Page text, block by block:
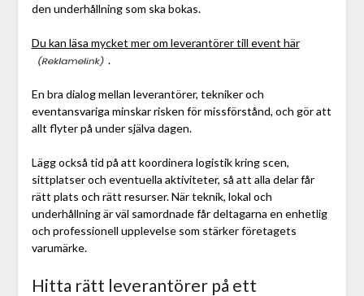
den underhållning som ska bokas.
Du kan läsa mycket mer om leverantörer till event här
.
En bra dialog mellan leverantörer, tekniker och
eventansvariga minskar risken för missförstånd, och gör att
allt flyter på under själva dagen.
Lägg också tid på att koordinera logistik kring scen,
sittplatser och eventuella aktiviteter, så att alla delar får
rätt plats och rätt resurser. När teknik, lokal och
underhållning är väl samordnade får deltagarna en enhetlig
och professionell upplevelse som stärker företagets
varumärke.
Hitta rätt leverantörer på ett